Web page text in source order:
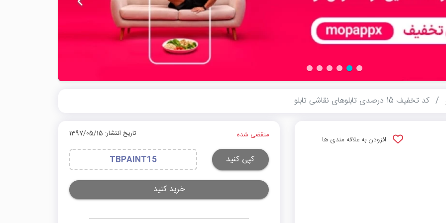
کد تخفیف 15 درصدی تابلوهای نقاشی تابلو
افزودن به علاقه مندی ها منقضی شده تاریخ انتشار: 1397/05/15
کپی کنید TBPAINT15
خرید کنید